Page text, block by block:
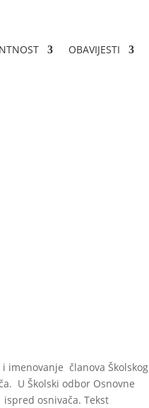
OBAVIJESTI
imenovanje članova Školskog
U Školski odbor Osnovne
ispred osnivača. Tekst